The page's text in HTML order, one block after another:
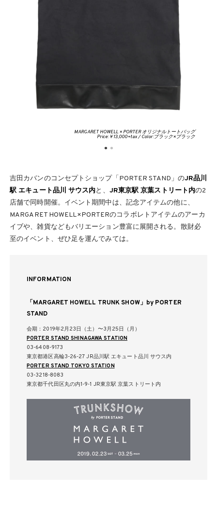
MARGARET HOWELL × PORTER オリジナルトートバッグ
Price:￥13,000+tax / Color:ブラック×ブラック
吉田カバンのコンセプトショップ「PORTER STAND」のJR品川
駅 エキュート品川 サウス内と、 JR東京駅 京葉ストリート内の2
店舗で同時開催。イベント期間中は、記念アイテムの他に、
MARGARET HOWELL×PORTERのコラボレトアイテムのアーカ
イブや、雑貨などもバリエーション豊富に展開される。散財必
至のイベント、ぜひ足を運んでみては。
INFORMATION
「MARGARET HOWELL TRUNK SHOW」by PORTER
STAND
会期：2019年2月23日（土）〜3月25日（月）
PORTER STAND SHINAGAWA STATION
03-6408-9173
東京都港区高輪3-26-27 JR品川駅 エキュート品川 サウス内
PORTER STAND TOKYO STATION
03-3218-8083
東京都千代田区丸の内1-9-1 JR東京駅 京葉ストリート内